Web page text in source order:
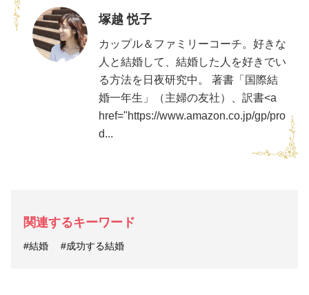
塚越 悦子
カップル＆ファミリーコーチ。好きな
人と結婚して、結婚した人を好きでい
る方法を日夜研究中。 著書「国際結
婚一年生」（主婦の友社）、訳書<a
href="https://www.amazon.co.jp/gp/pro
d...
関連するキーワード
#結婚 #成功する結婚